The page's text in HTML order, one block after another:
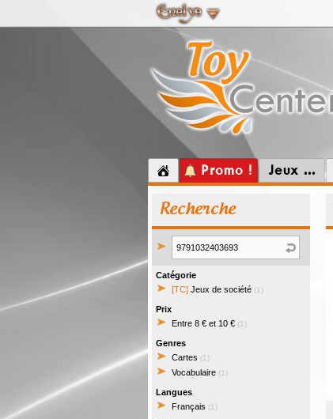
Promo ! Jeux ...
Recherche
Catégorie
[TC] Jeux de société (1)
Prix
Entre 8 € et 10 € (1)
Genres
Cartes (1)
Vocabulaire (1)
Langues
Français (1)